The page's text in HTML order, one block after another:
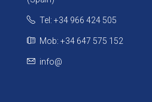
Tel: +34 966 424 505
Mob: +34 647 575 152
info@